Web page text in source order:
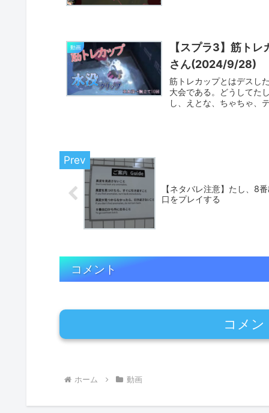
動画
【スプラ3】筋ト
さん(2024/9/28)
筋トレカップとはデスし
大会である。どうしてた
し、えとな、ちゃちゃ、
【ネタバレ注意】たし、8
口をプレイする
コメント
コメン
ホーム 動画